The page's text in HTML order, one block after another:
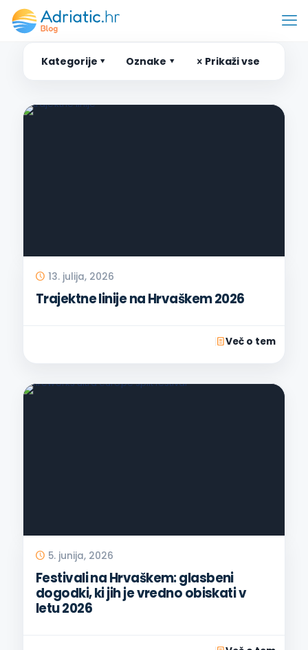
Kategorije Oznake Prikaži vse
13. julija, 2026
Trajektne linije na Hrvaškem 2026
Več o tem
5. junija, 2026
Festivali na Hrvaškem: glasbeni
dogodki, ki jih je vredno obiskati v
letu 2026